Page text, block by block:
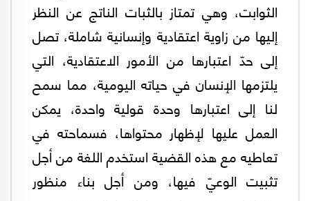
الثوابت، وهي تمتاز بالثبات الناتج عن النظر
إليها من زاوية اعتقادية وإنسانية شاملة، تصل
إلى حدّ اعتبارها من الأمور الاعتقادية، التي
يلتزمها الإنسان في حياته اليومية، مما سمح
لنا إلى اعتبارها وحدة قولية واحدة، يمكن
العمل عليها لإظهار محتواها، فسماحته في
تعاطيه مع هذه القضية استخدم اللغة من أجل
تثبيت الوعيّ فيها، ومن أجل بناء منظور